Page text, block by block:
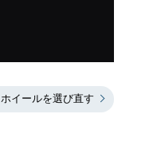
ホイールを選び直す